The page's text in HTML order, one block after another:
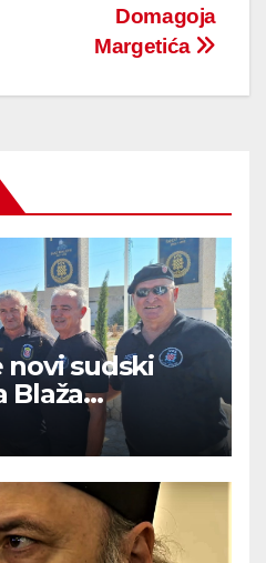
Domagoja
Margetića
novi sudski
Blaža
su od
na srcu”